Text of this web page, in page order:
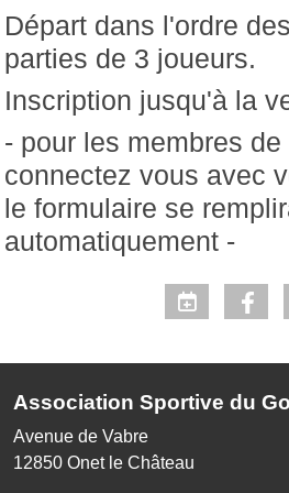
Départ dans l'ordre
parties de 3 joueurs.
Inscription jusqu'à la
- pour les membres
connectez vous avec
le formulaire se
automatiquement -
Association Sportive du
Avenue de Vabre
12850 Onet le Château